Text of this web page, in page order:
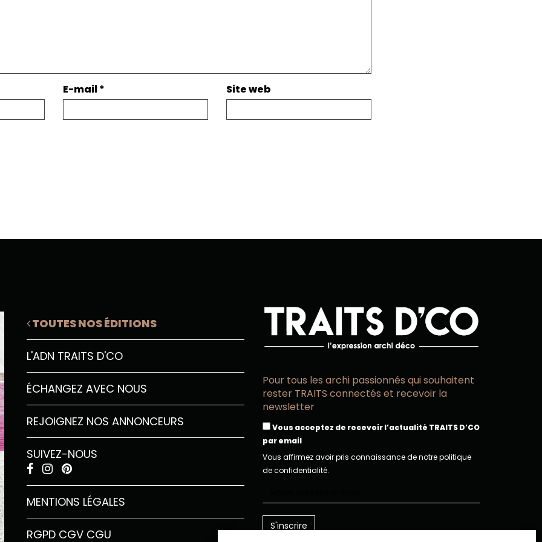
E-mail* Site web
TOUTES NOS ÉDITIONS
L'ADN TRAITS D'CO
ÉCHANGEZ AVEC NOUS
REJOIGNEZ NOS ANNONCEURS
SUIVEZ-NOUS
MENTIONS LÉGALES
RGPD CGV CGU
Pour tous les archi passionnés qui souhaitent
rester TRAITS connectés et recevoir la
newsletter
Vous acceptez de recevoir l’actualité TRAITS D’CO
par email
Vous affirmez avoir pris connaissance de notre politique
de confidentialité.